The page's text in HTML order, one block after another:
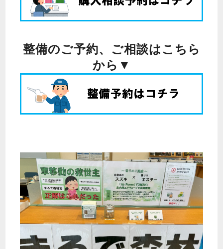
整備のご予約、ご相談はこちら
から▼